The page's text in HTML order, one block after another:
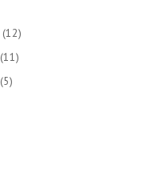
(12)
(11)
(5)